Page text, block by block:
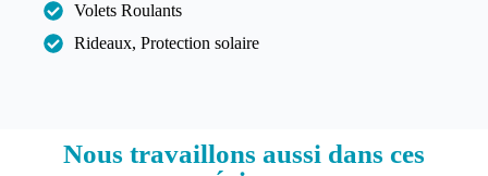
Volets Roulants
Rideaux, Protection solaire
Nous travaillons aussi dans ces